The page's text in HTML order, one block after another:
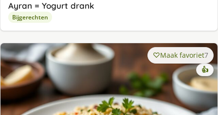
Ayran = Yogurt drank
Bijgerechten
Maak favoriet7
👍